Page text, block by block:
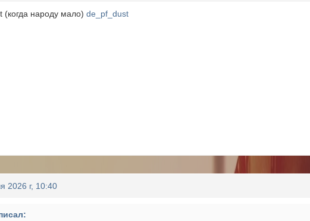
(когда народу мало)de_pf_dust
2026 г, 10:40